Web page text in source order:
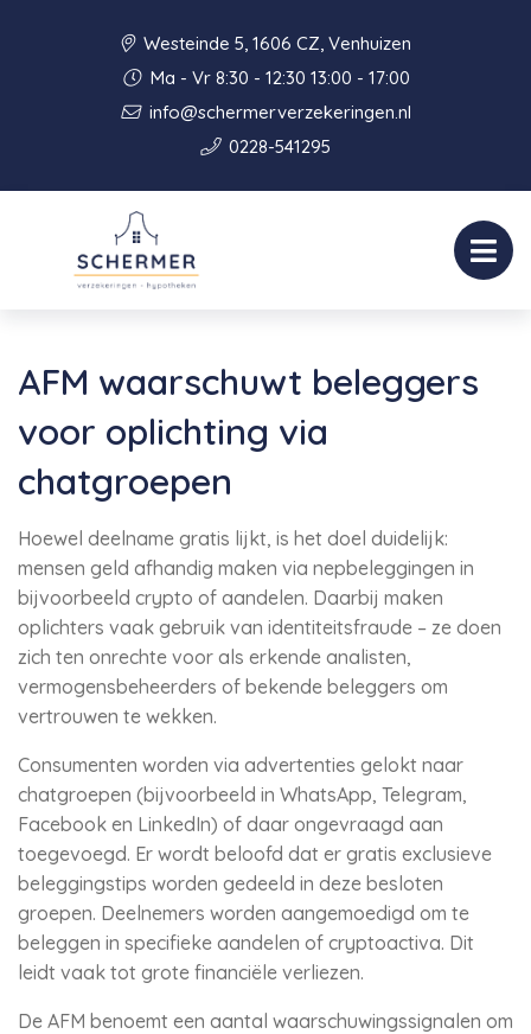
Westeinde 5, 1606 CZ, Venhuizen
Ma - Vr 8:30 - 12:30 13:00 - 17:00
info@schermerverzekeringen.nl
0228-541295
AFM waarschuwt beleggers
voor oplichting via
chatgroepen
Hoewel deelname gratis lijkt, is het doel duidelijk:
mensen geld afhandig maken via nepbeleggingen in
bijvoorbeeld crypto of aandelen. Daarbij maken
oplichters vaak gebruik van identiteitsfraude – ze doen
zich ten onrechte voor als erkende analisten,
vermogensbeheerders of bekende beleggers om
vertrouwen te wekken.
Consumenten worden via advertenties gelokt naar
chatgroepen (bijvoorbeeld in WhatsApp, Telegram,
Facebook en LinkedIn) of daar ongevraagd aan
toegevoegd. Er wordt beloofd dat er gratis exclusieve
beleggingstips worden gedeeld in deze besloten
groepen. Deelnemers worden aangemoedigd om te
beleggen in specifieke aandelen of cryptoactiva. Dit
leidt vaak tot grote financiële verliezen.
De AFM benoemt een aantal waarschuwingssignalen om